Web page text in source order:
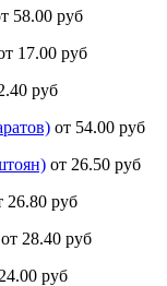
58.00 руб
17.00 руб
руб
от 54.00 руб
от 26.50 руб
26.80 руб
от 28.40 руб
руб